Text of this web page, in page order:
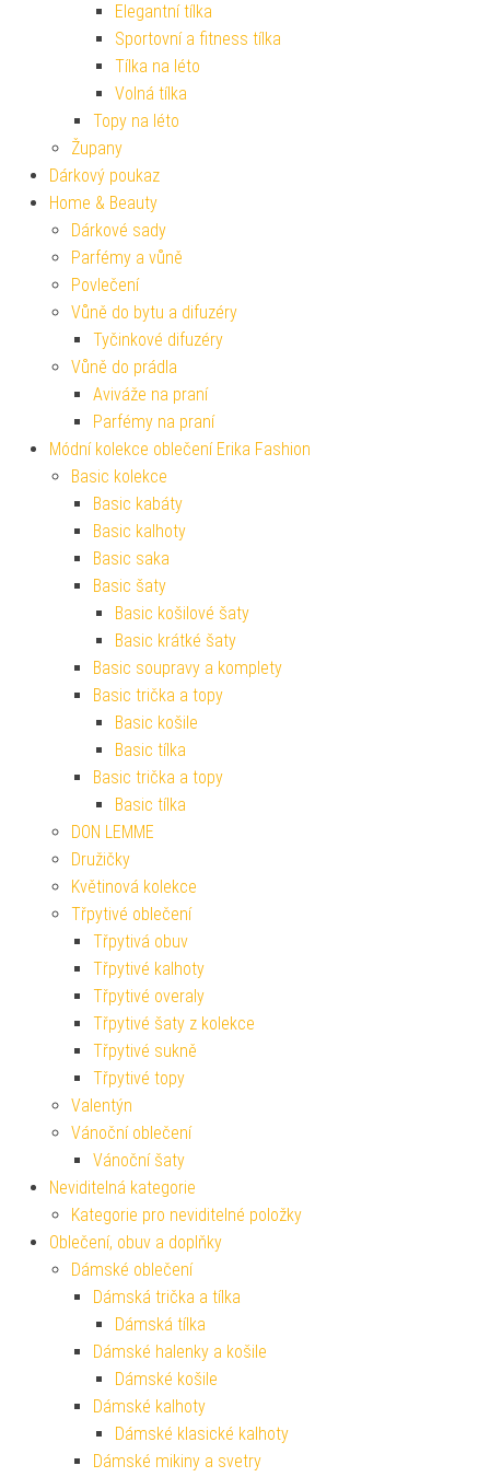
Elegantní tílka
Sportovní a fitness tílka
Tílka na léto
Volná tílka
Topy na léto
Župany
Dárkový poukaz
Home & Beauty
Dárkové sady
Parfémy a vůně
Povlečení
Vůně do bytu a difuzéry
Tyčinkové difuzéry
Vůně do prádla
Aviváže na praní
Parfémy na praní
Módní kolekce oblečení Erika Fashion
Basic kolekce
Basic kabáty
Basic kalhoty
Basic saka
Basic šaty
Basic košilové šaty
Basic krátké šaty
Basic soupravy a komplety
Basic trička a topy
Basic košile
Basic tílka
Basic trička a topy
Basic tílka
DON LEMME
Družičky
Květinová kolekce
Třpytivé oblečení
Třpytivá obuv
Třpytivé kalhoty
Třpytivé overaly
Třpytivé šaty z kolekce
Třpytivé sukně
Třpytivé topy
Valentýn
Vánoční oblečení
Vánoční šaty
Neviditelná kategorie
Kategorie pro neviditelné položky
Oblečení, obuv a doplňky
Dámské oblečení
Dámská trička a tílka
Dámská tílka
Dámské halenky a košile
Dámské košile
Dámské kalhoty
Dámské klasické kalhoty
Dámské mikiny a svetry